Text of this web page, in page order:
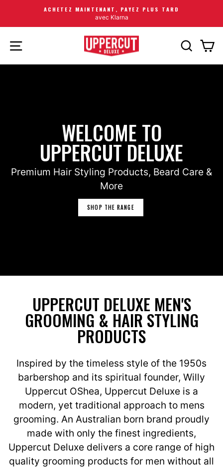
ACHETEZ MAINTENANT, PAYEZ PLUS TARD
avec Klarna
WELCOME TO
UPPERCUT DELUXE
Premium Hair Styling Products, Beard Care &
More
SHOP THE RANGE
UPPERCUT DELUXE MEN'S
GROOMING & HAIR STYLING
PRODUCTS
Inspired by the timeless style of the 1950s
barbershop and its spiritual founder, Willy
Uppercut OShea, Uppercut Deluxe is a
modern, yet traditional approach to mens
grooming. An Australian born brand proudly
made with only the finest ingredients,
Uppercut Deluxe delivers a core range of high
quality grooming products for men without all